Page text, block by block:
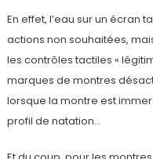
En effet, l’eau sur un écran
actions non souhaitées,
les contrôles tactiles «
marques de montres
lorsque la montre est
profil de natation…